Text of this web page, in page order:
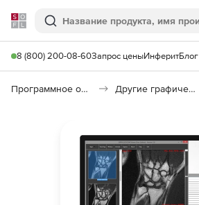
Softline
Поиск
8 (800) 200-08-60Запрос ценыИнферитБлог
Программное обеспечение для графики и дизайна Другие графические утилиты